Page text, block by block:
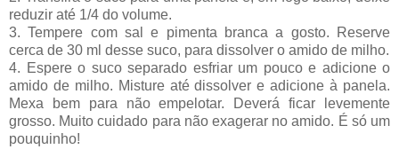
reduzir até 1/4 do volume.
3. Tempere com sal e pimenta branca a gosto. Reserve
cerca de 30 ml desse suco, para dissolver o amido de milho.
4. Espere o suco separado esfriar um pouco e adicione o
amido de milho. Misture até dissolver e adicione à panela.
Mexa bem para não empelotar. Deverá ficar levemente
grosso. Muito cuidado para não exagerar no amido. É só um
pouquinho!